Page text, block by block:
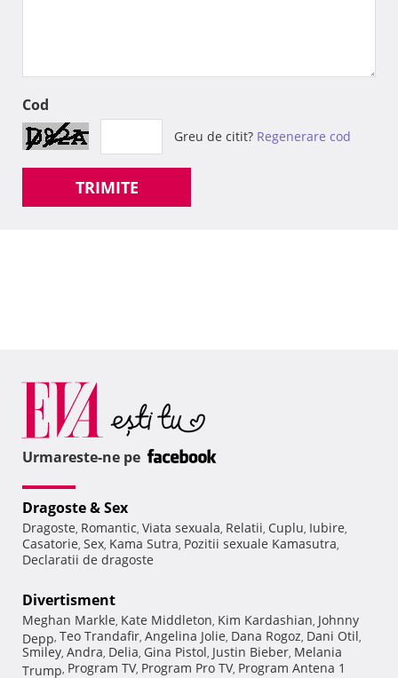
Cod
Greu de citit? Regenerare cod
TRIMITE
Urmareste-ne pe
Dragoste & Sex
Dragoste, Romantic, Viata sexuala, Relatii, Cuplu, Iubire,
Casatorie, Sex, Kama Sutra, Pozitii sexuale Kamasutra,
Declaratii de dragoste
Divertisment
Meghan Markle, Kate Middleton, Kim Kardashian, Johnny
Depp, Teo Trandafir, Angelina Jolie, Dana Rogoz, Dani Otil,
Smiley, Andra, Delia, Gina Pistol, Justin Bieber, Melania
Trump, Program TV, Program Pro TV, Program Antena 1